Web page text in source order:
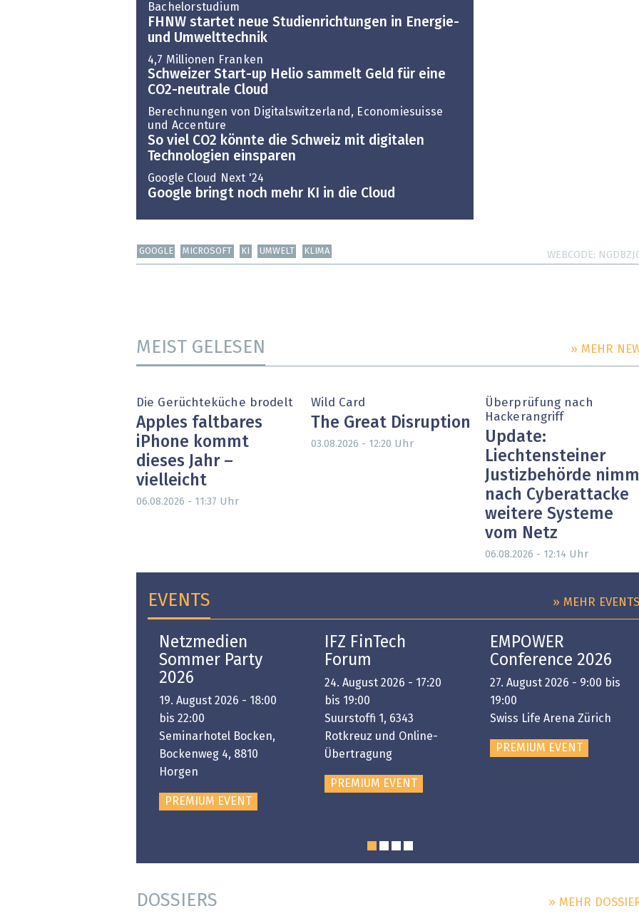
Bachelorstudium
FHNW startet neue Studienrichtungen in Energie-
und Umwelttechnik
4,7 Millionen Franken
Schweizer Start-up Helio sammelt Geld für eine
CO2-neutrale Cloud
Berechnungen von Digitalswitzerland, Economiesuisse
und Accenture
So viel CO2 könnte die Schweiz mit digitalen
Technologien einsparen
Google Cloud Next '24
Google bringt noch mehr KI in die Cloud
GOOGLE MICROSOFT KI UMWELT KLIMA WEBCODE
MEIST GELESEN » MEHR
Die Gerüchteküche brodelt
Apples faltbares
iPhone kommt
dieses Jahr –
vielleicht
06.08.2026 - 11:37 Uhr
Wild Card
The Great Disruption
03.08.2026 - 12:20 Uhr
Überprüfung nach
Hackerangriff
Update:
Liechtensteiner
Justizbehörde
nach Cyberattacke
weitere Systeme
vom Netz
06.08.2026 - 12:14 Uhr
EVENTS » MEHR
Netzmedien
Sommer Party
2026
19. August 2026 - 18:00
bis 22:00
Seminarhotel Bocken,
Bockenweg 4, 8810
Horgen
PREMIUM EVENT
IFZ FinTech
Forum
24. August 2026 - 17:20
bis 19:00
Suurstoffi 1, 6343
Rotkreuz und Online-
Übertragung
PREMIUM EVENT
EMPOWER
Conference 2026
27. August 2026 - 9:00 bis
19:00
Swiss Life Arena Zürich
PREMIUM EVENT
DOSSIERS » MEHR